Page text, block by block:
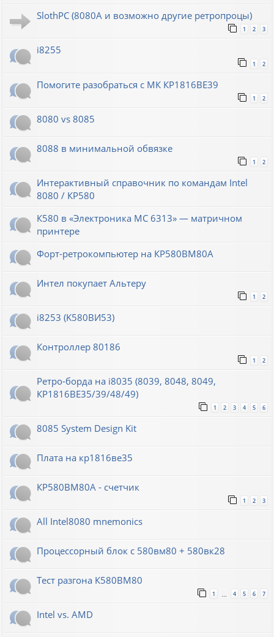
SlothPC (8080A и возможно другие ретропроцы)
1 2 3
i8255
1 2
Помогите разобраться с МК КР1816ВЕ39
1 2
8080 vs 8085
8088 в минимальной обвязке
1 2
Интерактивный справочник по командам Intel
8080 / КР580
К580 в «Электроника МС 6313» — матричном
принтере
Форт-ретрокомпьютер на КР580ВМ80А
Интел покупает Альтеру
1 2
i8253 (K580ВИ53)
Контроллер 80186
1 2
Ретро-борда на i8035 (8039, 8048, 8049,
КР1816ВЕ35/39/48/49)
1 2 3 4 5 6
8085 System Design Kit
Плата на кр1816ве35
КР580ВМ80А - счетчик
1 2 3
All Intel8080 mnemonics
Процессорный блок с 580вм80 + 580вк28
Тест разгона К580ВМ80
1 … 4 5 6 7
Intel vs. AMD